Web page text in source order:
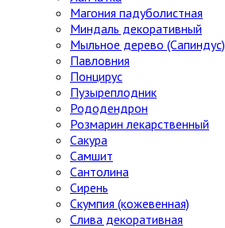
Магония падуболистная
Миндаль декоративный
Мыльное дерево (Сапиндус)
Павловния
Понцирус
Пузыреплодник
Рододендрон
Розмарин лекарственный
Сакура
Самшит
Сантолина
Сирень
Скумпия (кожевенная)
Слива декоративная